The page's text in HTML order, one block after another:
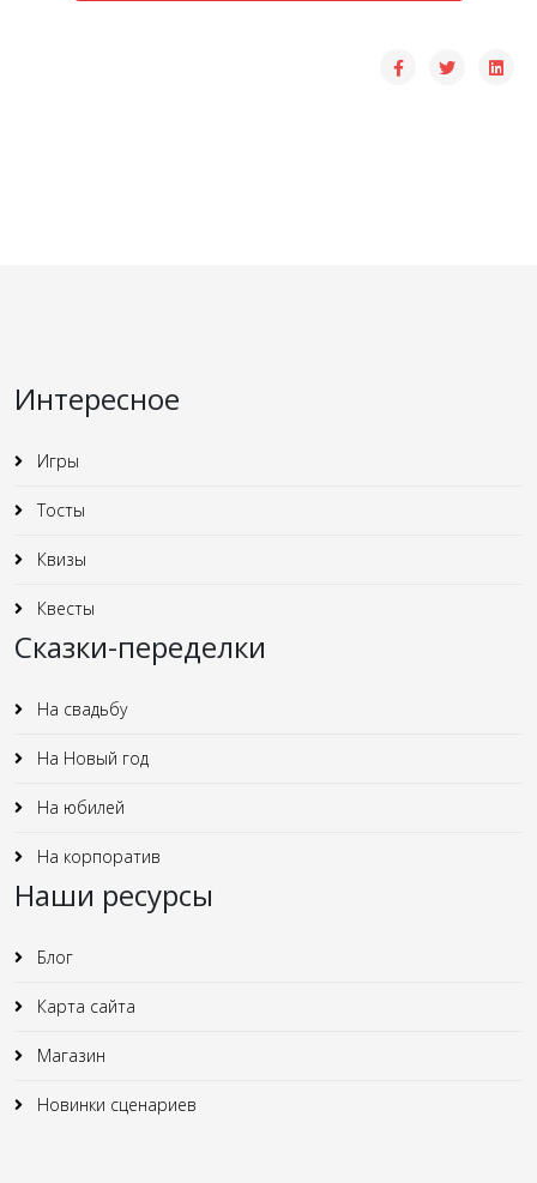
Интересное
Игры
Тосты
Квизы
Квесты
Сказки-переделки
На свадьбу
На Новый год
На юбилей
На корпоратив
Наши ресурсы
Блог
Карта сайта
Магазин
Новинки сценариев